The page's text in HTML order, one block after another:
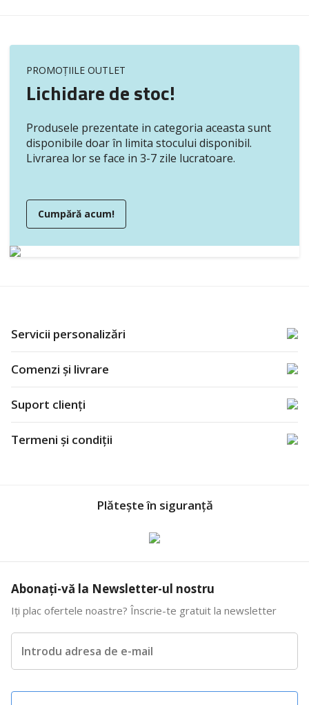
PROMOȚIILE OUTLET
Lichidare de stoc!
Produsele prezentate in categoria aceasta sunt
disponibile doar în limita stocului disponibil.
Livrarea lor se face in 3-7 zile lucratoare.
Cumpără acum!
Servicii personalizări
Comenzi și livrare
Suport clienți
Termeni și condiții
Plătește în siguranță
Abonați-vă la Newsletter-ul nostru
Iți plac ofertele noastre? Înscrie-te gratuit la newsletter
Introdu adresa de e-mail